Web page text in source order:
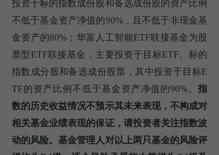
投资于标的指数成份股和备选成份股的资产比例
不低于基金资产净值的90%，且不低于非现金基
金资产的80%；华富人工智能ETF联接基金为股
票型ETF联接基金，主要投资于目标ETF、标的
指数成分股和备选成份股票，其中投资于目标E
TF的资产比例不低于基金资产净值的90%。指
数的历史收益情况不预示其未来表现，不构成对
相关基金业绩表现的保证，请投资者关注指数波
动的风险。基金管理人对以上两只基金的风险评